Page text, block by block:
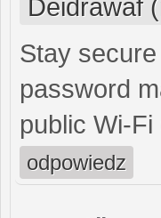
Deidrawaf
Stay
password
public Wi-
odpowiedz